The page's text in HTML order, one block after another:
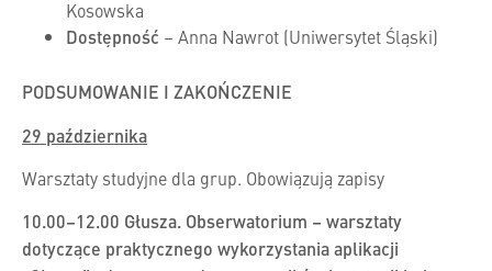
Kosowska
Dostępność – Anna Nawrot (Uniwersytet Śląski)
PODSUMOWANIE I ZAKOŃCZENIE
29 października
Warsztaty studyjne dla grup. Obowiązują zapisy
10.00–12.00 Głusza. Obserwatorium – warsztaty
dotyczące praktycznego wykorzystania aplikacji